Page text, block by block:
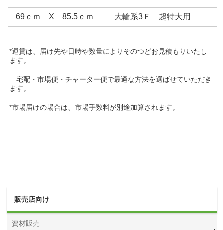
69ｃｍ X 85.5ｃｍ 大輪系3Ｆ 超特大用
*運賃は、届け先や日時や数量によりそのつどお見積もりいたし
ます。
宅配・市場便・チャーター便で最適な方法を選ばせていただき
ます。
*市場届けの場合は、市場手数料が別途加算されます。
販売店向け
資材販売